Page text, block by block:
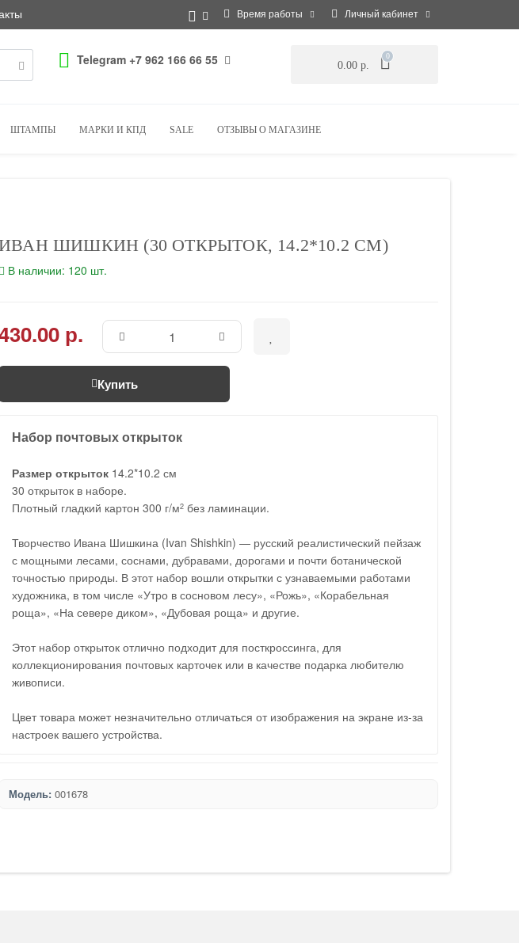
Время работы Личный кабинет
Telegram +7 962 166 66 55 0.00 р.
0
ШТАМПЫ МАРКИ И КПД SALE ОТЗЫВЫ О МАГАЗИНЕ
ШИШКИН (30 ОТКРЫТОК, 14.2*10.2 СМ)
В наличии: 120 шт.
р.
Купить
Набор почтовых открыток
Размер открыток 14.2*10.2 см
30 открыток в наборе.
Плотный гладкий картон 300 г/м2 без ламинации.
Творчество Ивана Шишкина (Ivan Shishkin) — русский реалистический пейзаж
с мощными лесами, соснами, дубравами, дорогами и почти ботанической
точностью природы. В этот набор вошли открытки с узнаваемыми работами
художника, в том числе «Утро в сосновом лесу», «Рожь», «Корабельная
роща», «На севере диком», «Дубовая роща» и другие.
Этот набор открыток отлично подходит для посткроссинга, для
коллекционирования почтовых карточек или в качестве подарка любителю
живописи.
Цвет товара может незначительно отличаться от изображения на экране из-за
настроек вашего устройства.
Модель: 001678